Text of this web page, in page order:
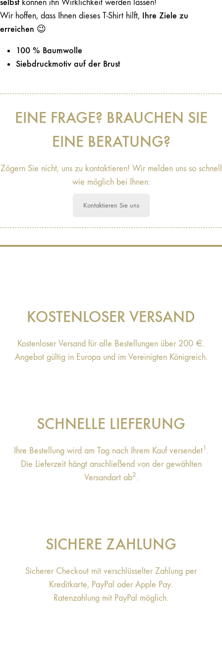
können ihn Wirklichkeit werden lassen!
Wir hoffen, dass Ihnen dieses T-Shirt hilft, Ihre Ziele zu
erreichen 😉
100 % Baumwolle
Siebdruckmotiv auf der Brust
EINE FRAGE? BRAUCHEN SIE
EINE BERATUNG?
Zögern Sie nicht, uns zu kontaktieren! Wir melden uns so schnell
wie möglich bei Ihnen:
Kontaktieren Sie uns
KOSTENLOSER VERSAND
Kostenloser Versand für alle Bestellungen über 200 €.
Angebot gültig in Europa und im Vereinigten Königreich.
SCHNELLE LIEFERUNG
Ihre Bestellung wird am Tag nach Ihrem Kauf versendet1 .
Die Lieferzeit hängt anschließend von der gewählten
Versandart ab2.
SICHERE ZAHLUNG
Sicherer Checkout mit verschlüsselter Zahlung per
Kreditkarte, PayPal oder Apple Pay.
Ratenzahlung mit PayPal möglich.